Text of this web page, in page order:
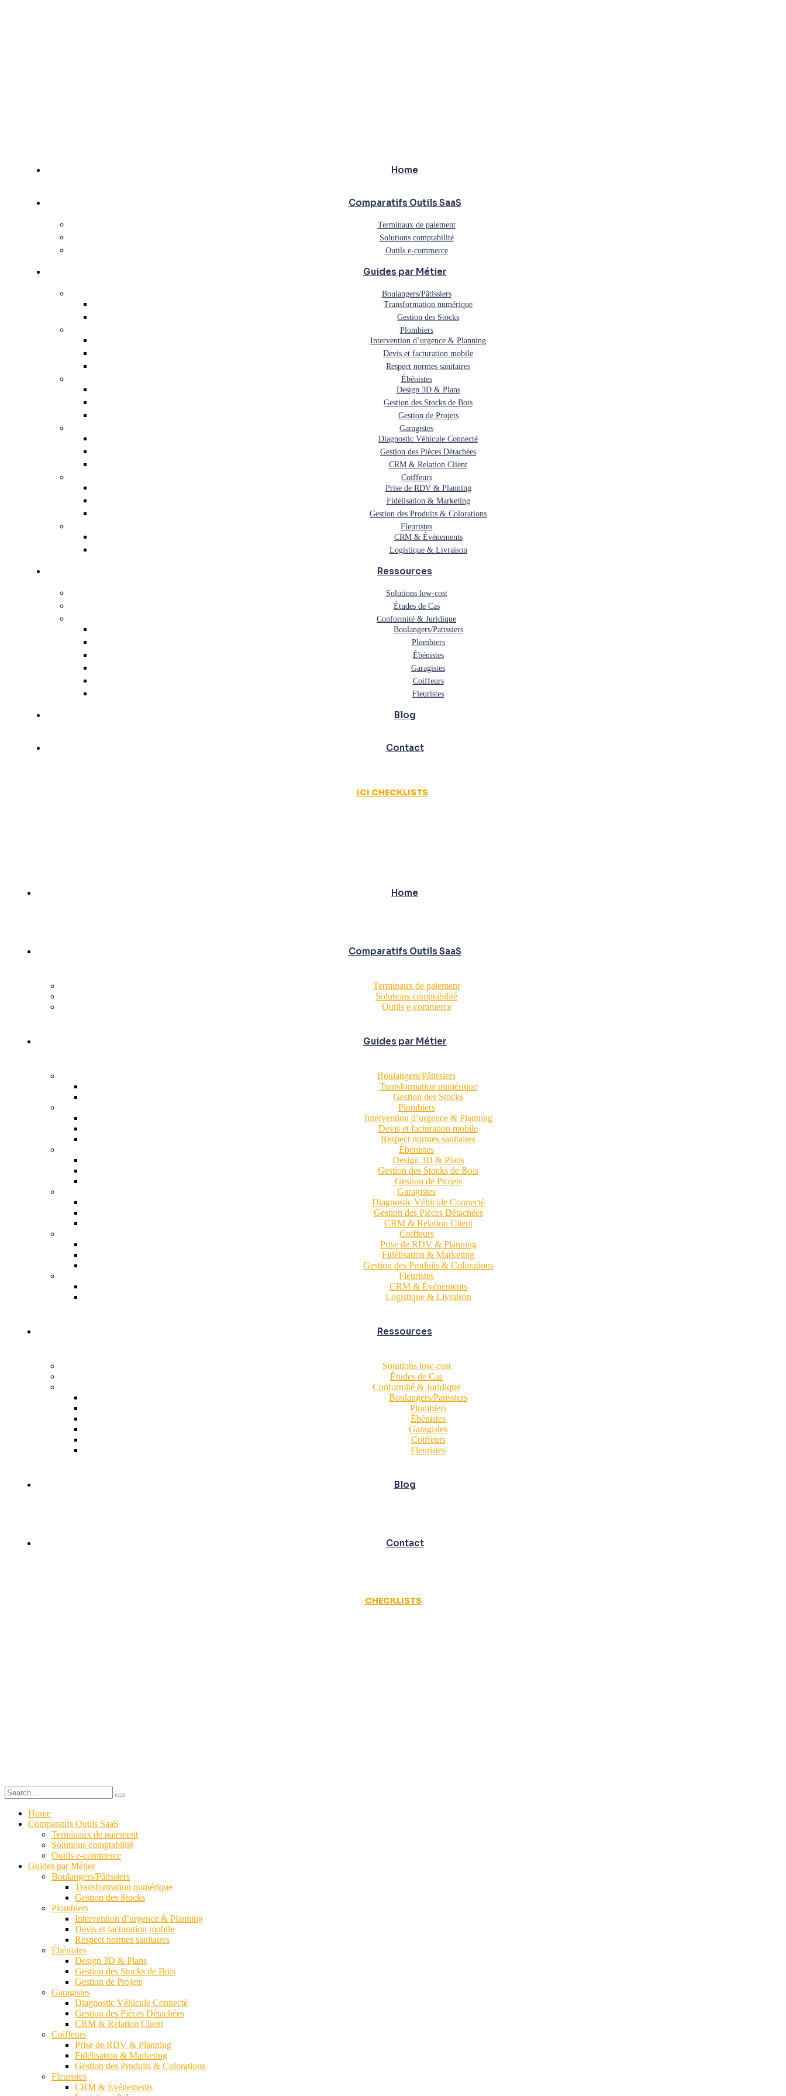
Home
Comparatifs Outils SaaS
Terminaux de paiement
Solutions comptabilité
Outils e-commerce
Guides par Métier
Boulangers/Pâtissiers
Transformation numérique
Gestion des Stocks
Plombiers
Intervention d’urgence & Planning
Devis et facturation mobile
Respect normes sanitaires
Ébénistes
Design 3D & Plans
Gestion des Stocks de Bois
Gestion de Projets
Garagistes
Diagnostic Véhicule Connecté
Gestion des Pièces Détachées
CRM & Relation Client
Coiffeurs
Prise de RDV & Planning
Fidélisation & Marketing
Gestion des Produits & Colorations
Fleuristes
CRM & Événements
Logistique & Livraison
Ressources
Solutions low-cost
Études de Cas
Conformité & Juridique
Boulangers/Patissiers
Plombiers
Ébénistes
Garagistes
Coiffeurs
Fleuristes
Blog
Contact
ICI CHECKLISTS
Home
Comparatifs Outils SaaS
Terminaux de paiement
Solutions comptabilité
Outils e-commerce
Guides par Métier
Boulangers/Pâtissiers
Transformation numérique
Gestion des Stocks
Plombiers
Intervention d’urgence & Planning
Devis et facturation mobile
Respect normes sanitaires
Ébénistes
Design 3D & Plans
Gestion des Stocks de Bois
Gestion de Projets
Garagistes
Diagnostic Véhicule Connecté
Gestion des Pièces Détachées
CRM & Relation Client
Coiffeurs
Prise de RDV & Planning
Fidélisation & Marketing
Gestion des Produits & Colorations
Fleuristes
CRM & Événements
Logistique & Livraison
Ressources
Solutions low-cost
Études de Cas
Conformité & Juridique
Boulangers/Patissiers
Plombiers
Ébénistes
Garagistes
Coiffeurs
Fleuristes
Blog
Contact
CHECKLISTS
Home
Comparatifs Outils SaaS
Terminaux de paiement
Solutions comptabilité
Outils e-commerce
Guides par Métier
Boulangers/Pâtissiers
Transformation numérique
Gestion des Stocks
Plombiers
Intervention d’urgence & Planning
Devis et facturation mobile
Respect normes sanitaires
Ébénistes
Design 3D & Plans
Gestion des Stocks de Bois
Gestion de Projets
Garagistes
Diagnostic Véhicule Connecté
Gestion des Pièces Détachées
CRM & Relation Client
Coiffeurs
Prise de RDV & Planning
Fidélisation & Marketing
Gestion des Produits & Colorations
Fleuristes
CRM & Événements